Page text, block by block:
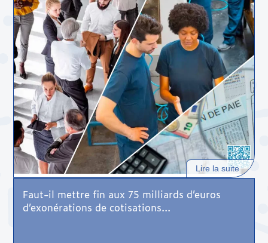
Lire la suite
Faut-il mettre fin aux 75 milliards d’euros
d’exonérations de cotisations...